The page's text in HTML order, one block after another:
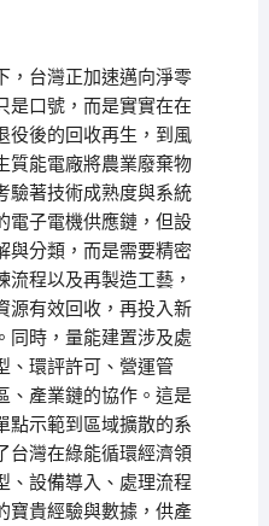
，台灣正加速邁向淨零
是口號，而是實實在在
役後的回收再生，到風
質能電廠將農業廢棄物
驗著技術成熟度與系統
電子電機供應鏈，但設
與分類，而是需要精密
程以及再製造工藝，
源有效回收，再投入新
同時，量能建置涉及處
、環評許可、營運管
、產業鏈的協作。這是
點示範到區域擴散的系
台灣在綠能循環經濟領
、設備導入、處理流程
寶貴經驗與數據，供產